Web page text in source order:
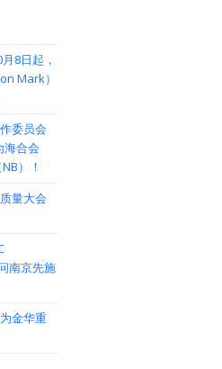
8日起，
Mark）
委员会
海合会
）！
量大会
南京先施
金华重